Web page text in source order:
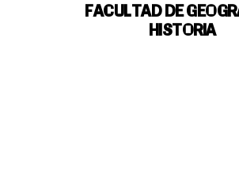
FACULTAD DE
HISTORIA